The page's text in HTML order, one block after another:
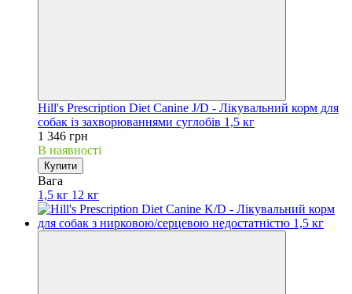
Hill's Prescription Diet Canine J/D - Лікувальний корм для
собак із захворюваннями суглобів 1,5 кг
1 346 грн
В наявності
Купити
Вага
1,5 кг 12 кг